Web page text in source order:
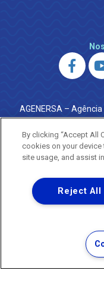
AGENERSA –
do
0800 024
·http://
Uma
Termos
Política de
By clicking “Accept All
cookies on your device
site usage, and assist
Reject All